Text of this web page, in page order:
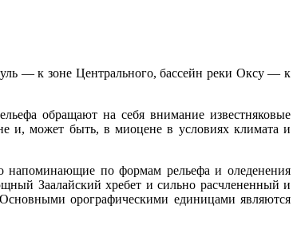
— к зоне Центрального, бассейн реки Оксу — к
обращают на себя внимание известняковые
и, может быть, в миоцене в условиях климата и
напоминающие по формам рельефа и оледенения
Заалайский хребет и сильно расчлененный и
орографическими единицами являются